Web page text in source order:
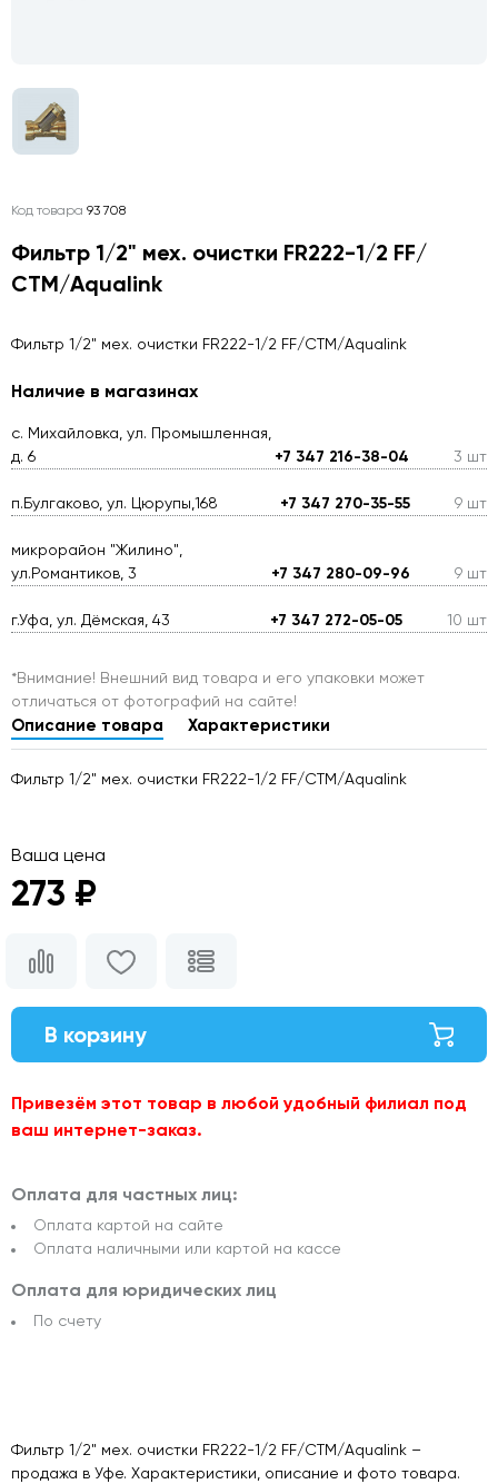
Код товара 93 708
Фильтр 1/2" мех. очистки FR222-1/2 FF/
СТМ/Aqualink
Фильтр 1/2" мех. очистки FR222-1/2 FF/СТМ/Aqualink
Наличие в магазинах
с. Михайловка, ул. Промышленная,
д. 6
+7 347 216-38-04 3 шт
п.Булгаково, ул. Цюрупы,168 +7 347 270-35-55 9 шт
микрорайон "Жилино",
ул.Романтиков, 3
+7 347 280-09-96 9 шт
г.Уфа, ул. Дёмская, 43 +7 347 272-05-05 10 шт
*Внимание! Внешний вид товара и его упаковки может
отличаться от фотографий на сайте!
Описание товара Характеристики
Фильтр 1/2" мех. очистки FR222-1/2 FF/СТМ/Aqualink
Ваша цена
273 ₽
В корзину
Привезём этот товар в любой удобный филиал под
ваш интернет-заказ.
Оплата для частных лиц:
Оплата картой на сайте
Оплата наличными или картой на кассе
Оплата для юридических лиц
По счету
Фильтр 1/2" мех. очистки FR222-1/2 FF/СТМ/Aqualink –
продажа в Уфе. Характеристики, описание и фото товара.